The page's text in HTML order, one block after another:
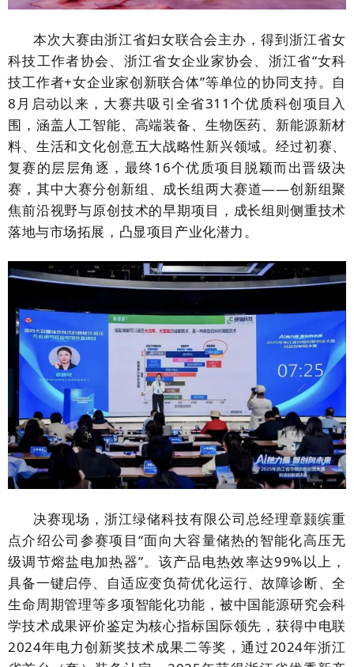
本次大赛由浙江省妇女联合会主办，得到浙江省女
科技工作者协会、浙江省女企业家协会、浙江省“女科
技工作者+女企业家创新联合体”等单位的协同支持。自
8月启动以来，大赛共吸引全省311个优质科创项目入
围，涵盖人工智能、高端装备、生物医药、新能源新材
料、生活和文化创意五大战略性新兴领域。经过初赛、
复赛的层层角逐，最终16个优质项目脱颖而出晋级决
赛，其中大赛分创新组、成长组两大赛道——创新组聚
焦前沿视野与原创技术的早期项目，成长组则侧重技术
落地与市场拓展，凸显项目产业化潜力。
决赛现场，浙江绿储科技有限公司总经理章颢缤重
点介绍公司参赛项目“面向大容量储热的智能化高压无
级调节熔盐电加热器”。该产品电热效率达99%以上，
具备一键启停、自适应变负荷优化运行、故障诊断、全
生命周期管理等多项智能化功能，被中国能源研究会科
学技术成果评价鉴定为核心指标国际领先，获得中电联
2024年电力创新奖技术成果二等奖，通过2024年浙江